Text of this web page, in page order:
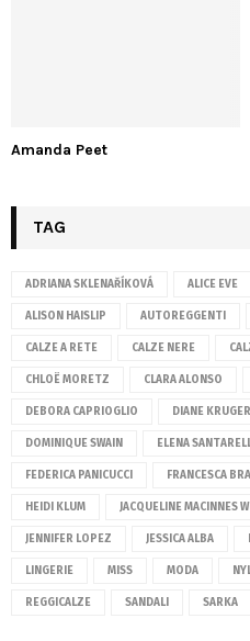
Amanda Peet
TAG
ADRIANA SKLENAŘÍKOVÁ ALICE EVE
ALISON HAISLIP AUTOREGGENTI
CALZE A RETE CALZE NERE
CHLOË MORETZ CLARA ALONSO
DEBORA CAPRIOGLIO DIANE KRUGER
DOMINIQUE SWAIN ELENA
FEDERICA PANICUCCI FRANCESCA
HEIDI KLUM JACQUELINE MACINNES
JENNIFER LOPEZ JESSICA ALBA
LINGERIE MISS MODA
REGGICALZE SANDALI SARKA